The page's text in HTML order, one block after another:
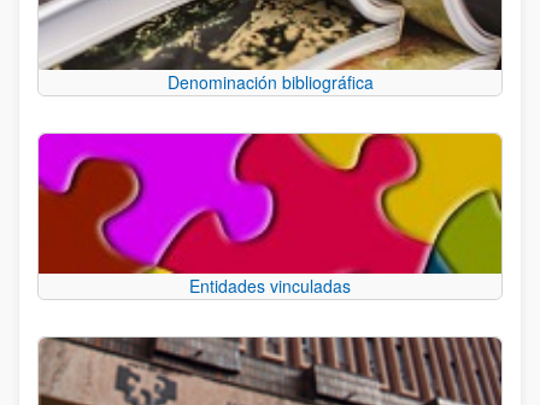
Denominación bibliográfica
Entidades vinculadas